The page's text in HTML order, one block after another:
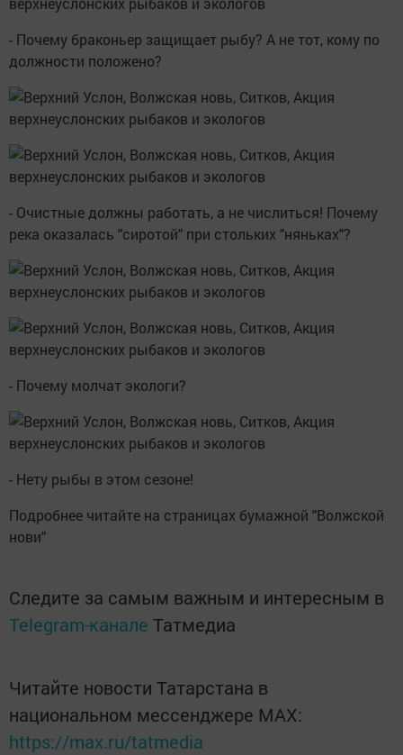
- Почему браконьер защищает рыбу? А не тот, кому по
должности положено?
- Очистные должны работать, а не числиться! Почему
река оказалась "сиротой" при стольких "няньках"?
- Почему молчат экологи?
- Нету рыбы в этом сезоне!
Подробнее читайте на страницах бумажной "Волжской
нови"
Следите за самым важным и интересным в
Telegram-канале Татмедиа
Читайте новости Татарстана в
национальном мессенджере MАХ:
https://max.ru/tatmedia